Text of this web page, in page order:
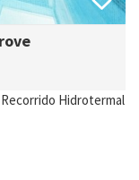
Hidrotermal